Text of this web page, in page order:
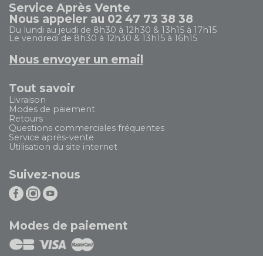
Service Après Vente
Nous appeler au 02 47 73 38 38
Du lundi au jeudi de 8h30 à 12h30 & 13h15 à 17h15
Le vendredi de 8h30 à 12h30 & 13h15 à 16h15
Nous envoyer un email
Tout savoir
Livraison
Modes de paiement
Retours
Questions commerciales fréquentes
Service après-vente
Utilisation du site internet
Suivez-nous
Modes de paiement